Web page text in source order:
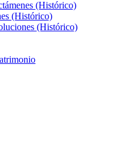
(Histórico)
(Histórico)
(Histórico)